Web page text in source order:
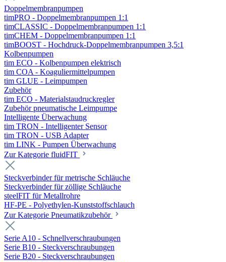
Doppelmembranpumpen
timPRO - Doppelmembranpumpen 1:1
timCLASSIC - Doppelmembranpumpen 1:1
timCHEM - Doppelmembranpumpen 1:1
timBOOST - Hochdruck-Doppelmembranpumpen 3,5:1
Kolbenpumpen
tim ECO - Kolbenpumpen elektrisch
tim COA - Koaguliermittelpumpen
tim GLUE - Leimpumpen
Zubehör
tim ECO - Materialstaudruckregler
Zubehör pneumatische Leimpumpe
Intelligente Überwachung
tim TRON - Intelligenter Sensor
tim TRON - USB Adapter
tim LINK - Pumpen Überwachung
Zur Kategorie fluidFIT
Steckverbinder für metrische Schläuche
Steckverbinder für zöllige Schläuche
steelFIT für Metallrohre
HF-PE - Polyethylen-Kunststoffschlauch
Zur Kategorie Pneumatikzubehör
Serie A10 - Schnellverschraubungen
Serie B10 - Steckverschraubungen
Serie B20 - Steckverschraubungen